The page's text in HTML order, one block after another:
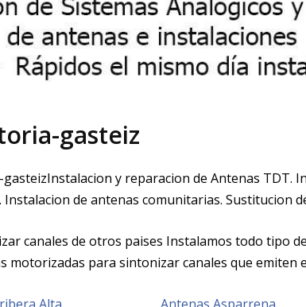
gasteiz
y reparacion de Antenas TDT.
de antenas comunitarias. Sustitucion
canales de otros paises Instalamos todo tipo
motorizadas para sintonizar canales que emiten